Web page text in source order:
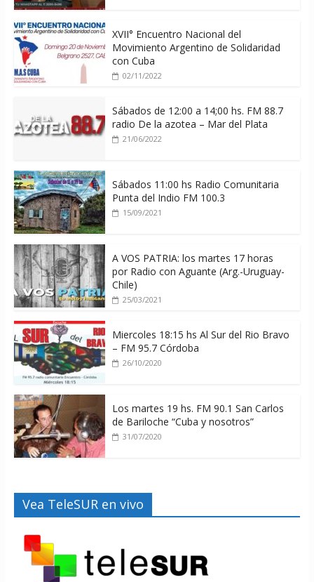
XVII° Encuentro Nacional del
Movimiento Argentino de Solidaridad
con Cuba
02/11/2022
Sábados de 12:00 a 14;00 hs. FM 88.7
radio De la azotea – Mar del Plata
21/06/2022
Sábados 11:00 hs Radio Comunitaria
Punta del Indio FM 100.3
15/09/2021
A VOS PATRIA: los martes 17 horas
por Radio con Aguante (Arg.-Uruguay-
Chile)
25/03/2021
Miercoles 18:15 hs Al Sur del Rio Bravo
– FM 95.7 Córdoba
26/10/2020
Los martes 19 hs. FM 90.1 San Carlos
de Bariloche “Cuba y nosotros”
31/07/2020
Vea TeleSUR en vivo